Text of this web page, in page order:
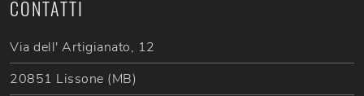
CONTATTI
Via dell' Artigianato, 12
20851 Lissone (MB)